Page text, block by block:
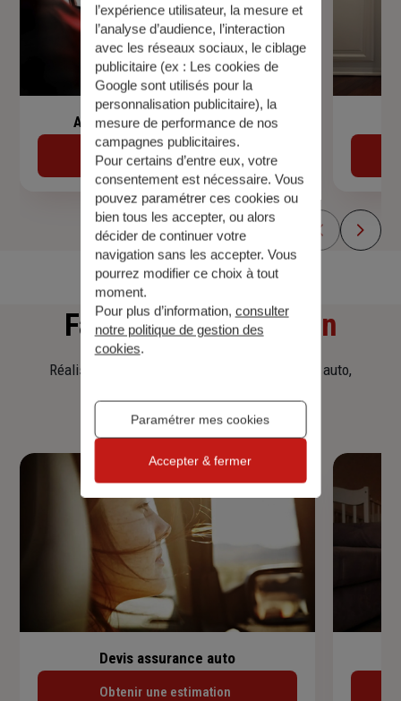
Assurance de prêt immobilier
Découvrir
Faitesune simulation
Réalisez une simulation tarifaire d'assurance, auto,
Devis assurance auto
Obtenir une estimation
l’expérience utilisateur, la mesure et
l’analyse d’audience, l’interaction
avec les réseaux sociaux, le ciblage
publicitaire (ex : Les cookies de
Google sont utilisés pour la
personnalisation publicitaire), la
mesure de performance de nos
campagnes publicitaires.
Pour certains d’entre eux, votre
consentement est nécessaire. Vous
pouvez paramétrer ces cookies ou
bien tous les accepter, ou alors
décider de continuer votre
navigation sans les accepter. Vous
pourrez modifier ce choix à tout
moment.
Pour plus d’information, consulter
notre politique de gestion des
cookies.
Paramétrer mes cookies
Accepter & fermer